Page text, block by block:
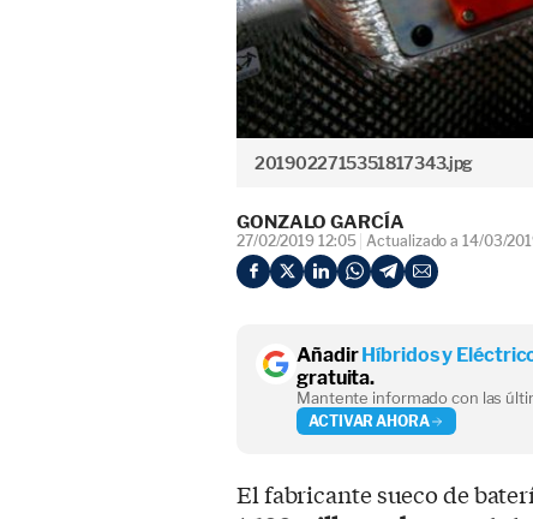
2019022715351817343.jpg
GONZALO GARCÍA
27/02/2019 12:05 Actualizado a 14/03/
AñadirHíbridos y
gratuita.
Mantente informado con las
ACTIVAR AHORA
El fabricante sueco de